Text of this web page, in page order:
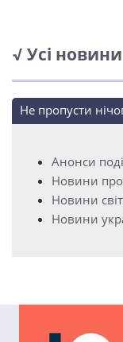
√ Усі новини
Не пропусти
Анонси
Новини
Новини
Новини